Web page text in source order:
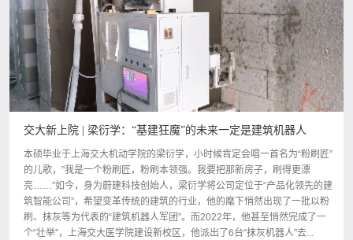
交大新上院 | 梁衍学：“基建狂魔”的未来一定是建筑机器人
本硕毕业于上海交大机动学院的梁衍学，小时候肯定会唱一首名为“粉刷匠”
的儿歌，”我是一个粉刷匠，粉刷本领强。我要把那新房子，刷得更漂
亮……”如今，身为蔚建科技创始人，梁衍学将公司定位于“产品化领先的建
筑智能公司”，希望变革传统的建筑的行业，他的麾下悄然出现了一批以粉
刷、抹灰等为代表的“建筑机器人军团”。而2022年，他甚至悄然完成了一
个“壮举”，上海交大医学院建设新校区，他派出了6台“抹灰机器人”去...